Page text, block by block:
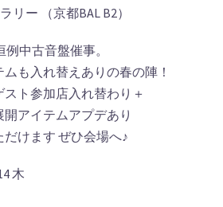
リー （京都BAL B2）
中古音盤催事。
も入れ替えありの春の陣！
ト参加店入れ替わり＋
アイテムアプデあり
けます ぜひ会場へ♪
木